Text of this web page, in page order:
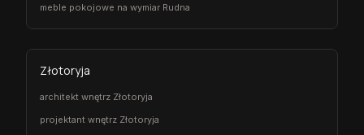
meble pokojowe na wymiar Rudna
Złotoryja
architekt wnętrz Złotoryja
projektant wnętrz Złotoryja